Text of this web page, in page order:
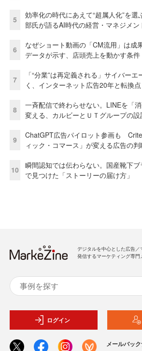
5
効率化の時代にあえて“超属人化”を
部氏が語るAI時代の経営・マネジメン
6
なぜショート動画の「CM流用」は成
データが示す、店頭売上を動かす条件
7
「“分業”は再定義される」サイバー
く、インターネット広告20年と転換点
8
一斉配信で終わらせない。LINEを「
変える、カルビーとＵＴグループの設
9
ChatGPT広告パイロット参画も
ィック・コマース」が変える広告の判
10
瞬間認知では伝わらない。国産靴下
で見つけた「ストーリーの届け方」
デジタルを中心とした広告
発信するマーケティング専門
ログイン
メールバッ